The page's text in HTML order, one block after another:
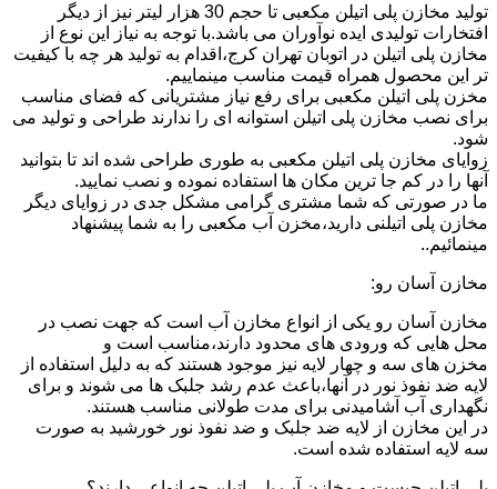
تولید مخازن پلی اتیلن مکعبی تا حجم 30 هزار لیتر نیز از دیگر
افتخارات تولیدی ایده نوآوران می باشد.با توجه به نیاز این نوع از
مخازن پلی اتیلن در اتوبان تهران کرج،اقدام به تولید هر چه با کیفیت
تر این محصول همراه قیمت مناسب مینماییم.
مخزن پلی اتیلن مکعبی برای رفع نیاز مشتریانی که فضای مناسب
برای نصب مخازن پلی اتیلن استوانه ای را ندارند طراحی و تولید می
شود.
زوایای مخازن پلی اتیلن مکعبی به طوری طراحی شده اند تا بتوانید
آنها را در کم جا ترین مکان ها استفاده نموده و نصب نمایید.
ما در صورتی که شما مشتری گرامی مشکل جدی در زوایای دیگر
مخازن پلی اتیلنی دارید،مخزن آب مکعبی را به شما پیشنهاد
مینمائیم..
مخازن آسان رو:
مخازن آسان رو یکی از انواع مخازن آب است که جهت نصب در
محل هایی که ورودی های محدود دارند،مناسب است و
مخزن های سه و چهار لایه نیز موجود هستند که به دلیل استفاده از
لایه ضد نفوذ نور در آنها،باعث عدم رشد جلبک ها می شوند و برای
نگهداری آب آشامیدنی برای مدت طولانی مناسب هستند.
در این مخازن از لایه ضد جلبک و ضد نفوذ نور خورشید به صورت
سه لایه استفاده شده است.